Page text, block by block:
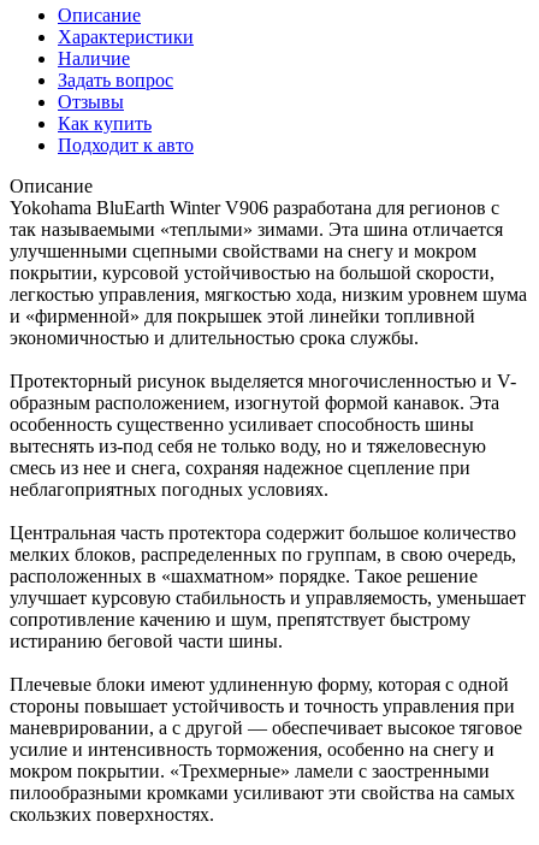
Описание
Характеристики
Наличие
Задать вопрос
Отзывы
Как купить
Подходит к авто
Описание
Yokohama BluЕarth Winter V906 разработана для регионов с
так называемыми «теплыми» зимами. Эта шина отличается
улучшенными сцепными свойствами на снегу и мокром
покрытии, курсовой устойчивостью на большой скорости,
легкостью управления, мягкостью хода, низким уровнем шума
и «фирменной» для покрышек этой линейки топливной
экономичностью и длительностью срока службы.
Протекторный рисунок выделяется многочисленностью и V-
образным расположением, изогнутой формой канавок. Эта
особенность существенно усиливает способность шины
вытеснять из-под себя не только воду, но и тяжеловесную
смесь из нее и снега, сохраняя надежное сцепление при
неблагоприятных погодных условиях.
Центральная часть протектора содержит большое количество
мелких блоков, распределенных по группам, в свою очередь,
расположенных в «шахматном» порядке. Такое решение
улучшает курсовую стабильность и управляемость, уменьшает
сопротивление качению и шум, препятствует быстрому
истиранию беговой части шины.
Плечевые блоки имеют удлиненную форму, которая с одной
стороны повышает устойчивость и точность управления при
маневрировании, а с другой — обеспечивает высокое тяговое
усилие и интенсивность торможения, особенно на снегу и
мокром покрытии. «Трехмерные» ламели с заостренными
пилообразными кромками усиливают эти свойства на самых
скользких поверхностях.